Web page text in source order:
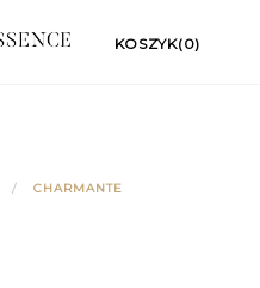
KOSZYK(0)
CHARMANTE